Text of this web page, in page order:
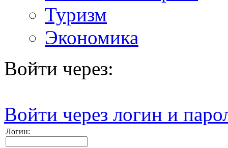
Туризм
Экономика
Войти через:
Войти через логин и
Логин: